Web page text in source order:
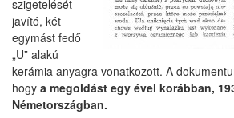
szigetelését
javító, két
egymást fedő
„U” alakú
kerámia anyagra vonatkozott. A
hogy a megoldást egy ével korábban,
Németországban.